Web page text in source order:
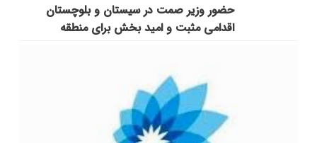
حضور وزیر صمت در سیستان و بلوچستان
اقدامی مثبت و امید بخش برای منطقه